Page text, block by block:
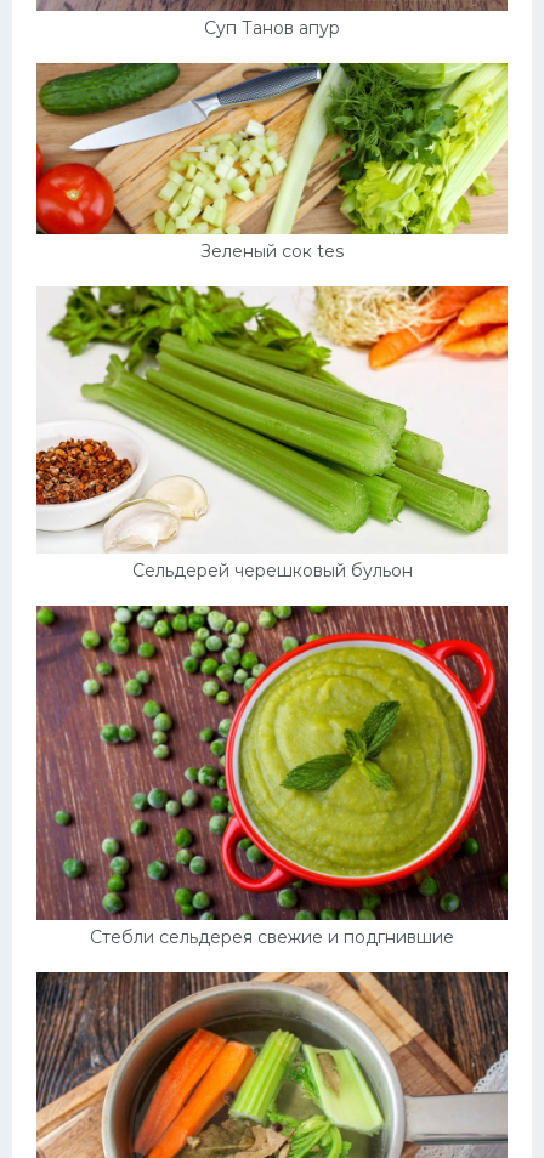
Суп Танов апур
Зеленый сок tes
Сельдерей черешковый бульон
Стебли сельдерея свежие и подгнившие